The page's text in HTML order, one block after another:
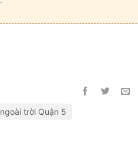
trời Quận 5